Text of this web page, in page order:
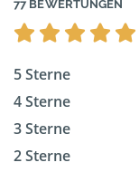
77 BEWERTUNGEN
5 Sterne
4 Sterne
3 Sterne
2 Sterne